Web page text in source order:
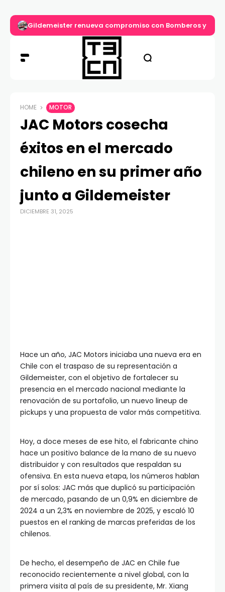
Gildemeister renueva compromiso con Bomberos y
HOME MOTOR
JAC Motors cosecha
éxitos en el mercado
chileno en su primer año
junto a Gildemeister
DICIEMBRE 31, 2025
Hace un año, JAC Motors iniciaba una nueva era en
Chile con el traspaso de su representación a
Gildemeister, con el objetivo de fortalecer su
presencia en el mercado nacional mediante la
renovación de su portafolio, un nuevo lineup de
pickups y una propuesta de valor más competitiva.
Hoy, a doce meses de ese hito, el fabricante chino
hace un positivo balance de la mano de su nuevo
distribuidor y con resultados que respaldan su
ofensiva. En esta nueva etapa, los números hablan
por sí solos: JAC más que duplicó su participación
de mercado, pasando de un 0,9% en diciembre de
2024 a un 2,3% en noviembre de 2025, y escaló 10
puestos en el ranking de marcas preferidas de los
chilenos.
De hecho, el desempeño de JAC en Chile fue
reconocido recientemente a nivel global, con la
primera visita al país de su presidente, Mr. Xiang